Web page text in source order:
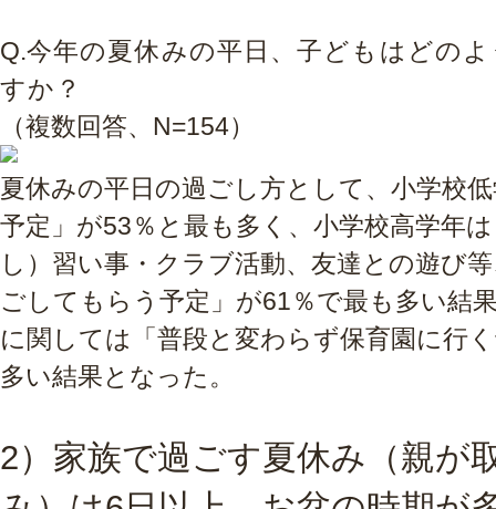
Q.今年の夏休みの平日、子どもはどの
すか？
（複数回答、N=154）
夏休みの平日の過ごし方として、小学校
予定」が53％と最も多く、小学校高学年
し）習い事・クラブ活動、友達との遊び
ごしてもらう予定」が61％で最も多い結
に関しては「普段と変わらず保育園に行
多い結果となった。
2）家族で過ごす夏休み（親が